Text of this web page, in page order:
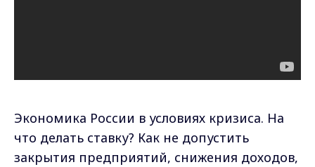
Экономика России в условиях кризиса. На
что делать ставку? Как не допустить
закрытия предприятий, снижения доходов,